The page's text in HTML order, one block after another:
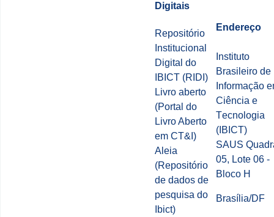
Digitais
Repositório
Institucional
Digital do
IBICT (RIDI)
Livro aberto
(Portal do
Livro Aberto
em CT&I)
Aleia
(Repositório
de dados de
pesquisa do
Ibict)
Endereço
Instituto
Brasileiro de
Informação
Ciência e
Tecnologia
(IBICT)
SAUS
05, Lote 06 -
Bloco H
Brasília/DF